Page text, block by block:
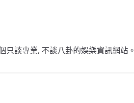
只談專業, 不談八卦的娛樂資訊網站。